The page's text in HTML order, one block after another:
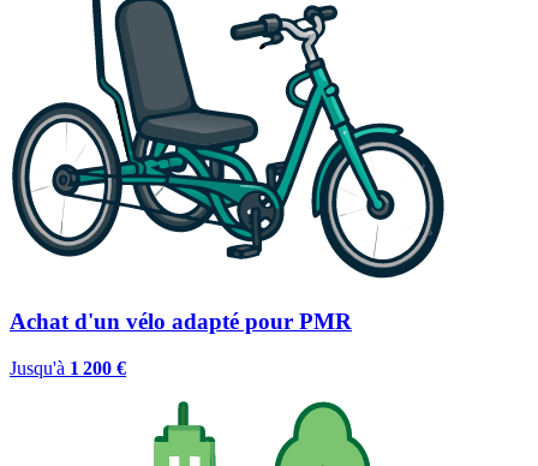
Achat d'un vélo adapté pour PMR
Jusqu'à 1 200 €